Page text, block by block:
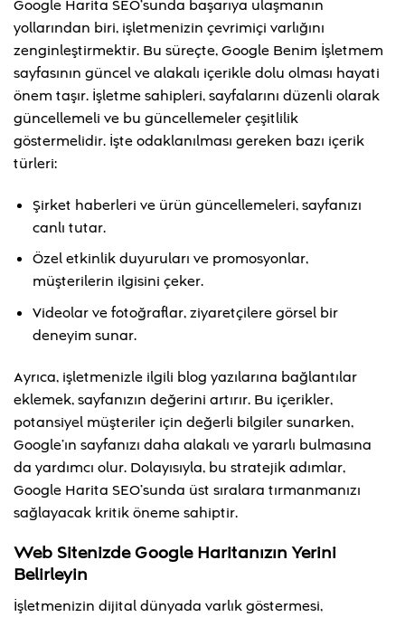
Google Harita SEO’sunda başarıya ulaşmanın
yollarından biri, işletmenizin çevrimiçi varlığını
zenginleştirmektir. Bu süreçte, Google Benim İşletmem
sayfasının güncel ve alakalı içerikle dolu olması hayati
önem taşır. İşletme sahipleri, sayfalarını düzenli olarak
güncellemeli ve bu güncellemeler çeşitlilik
göstermelidir. İşte odaklanılması gereken bazı içerik
türleri:
Şirket haberleri ve ürün güncellemeleri, sayfanızı
canlı tutar.
Özel etkinlik duyuruları ve promosyonlar,
müşterilerin ilgisini çeker.
Videolar ve fotoğraflar, ziyaretçilere görsel bir
deneyim sunar.
Ayrıca, işletmenizle ilgili blog yazılarına bağlantılar
eklemek, sayfanızın değerini artırır. Bu içerikler,
potansiyel müşteriler için değerli bilgiler sunarken,
Google’ın sayfanızı daha alakalı ve yararlı bulmasına
da yardımcı olur. Dolayısıyla, bu stratejik adımlar,
Google Harita SEO’sunda üst sıralara tırmanmanızı
sağlayacak kritik öneme sahiptir.
Web Sitenizde Google Haritanızın Yerini
Belirleyin
İşletmenizin dijital dünyada varlık göstermesi,